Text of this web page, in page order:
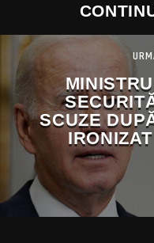
SCUZE